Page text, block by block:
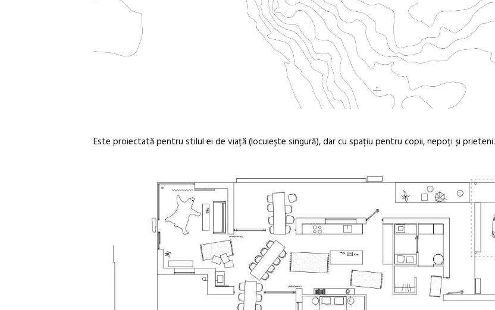
Este proiectată pentru stilul ei de viață (locuiește singură), dar cu spațiu pentru copii, nepoți și prieteni.